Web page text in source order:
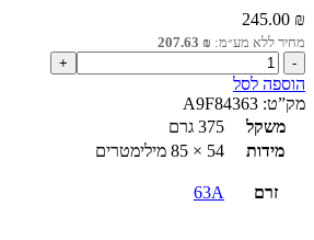
245.00 ₪
מחיר ללא מע״מ: 207.63 ₪
כמות
של
מא"ז
עם
דגלון
תקלה
iC60H
הוספה לסל
מק”ט: A9F84363
משקל
375 גרם
מידות
54 × 85 מילימטרים
זרם 63A